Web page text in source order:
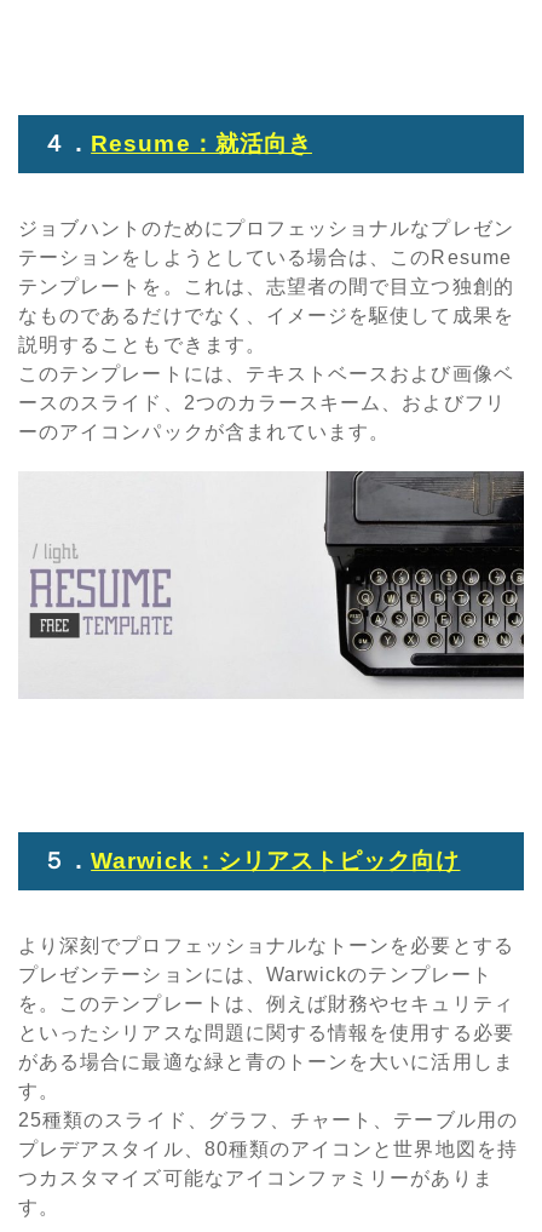
４． Resume：就活向き
ジョブハントのためにプロフェッショナルなプレゼン
テーションをしようとしている場合は、このResume
テンプレートを。これは、志望者の間で目立つ独創的
なものであるだけでなく、イメージを駆使して成果を
説明することもできます。
このテンプレートには、テキストベースおよび画像ベ
ースのスライド、2つのカラースキーム、およびフリ
ーのアイコンパックが含まれています。
５．Warwick：シリアストピック向け
より深刻でプロフェッショナルなトーンを必要とする
プレゼンテーションには、Warwickのテンプレート
を。このテンプレートは、例えば財務やセキュリティ
といったシリアスな問題に関する情報を使用する必要
がある場合に最適な緑と青のトーンを大いに活用しま
す。
25種類のスライド、グラフ、チャート、テーブル用の
プレデアスタイル、80種類のアイコンと世界地図を持
つカスタマイズ可能なアイコンファミリーがありま
す。